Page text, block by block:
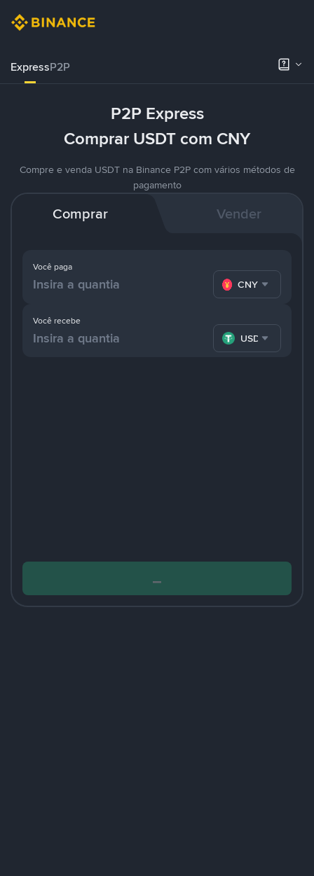
ExpressP2P
P2P Express
Comprar USDT com CNY
Compre e venda USDT na Binance P2P com vários métodos de
pagamento
Comprar Vender
Você paga
CNY
Você recebe
USDT